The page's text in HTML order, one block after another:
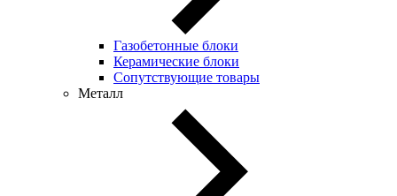
Газобетонные блоки
Керамические блоки
Сопутствующие товары
Металл